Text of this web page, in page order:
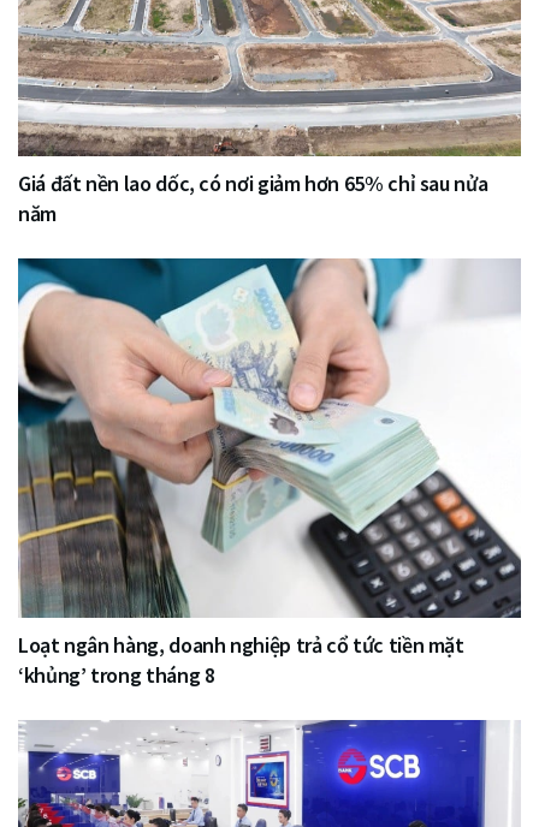
Giá đất nền lao dốc, có nơi giảm hơn 65% chỉ sau nửa
năm
Loạt ngân hàng, doanh nghiệp trả cổ tức tiền mặt
‘khủng’ trong tháng 8